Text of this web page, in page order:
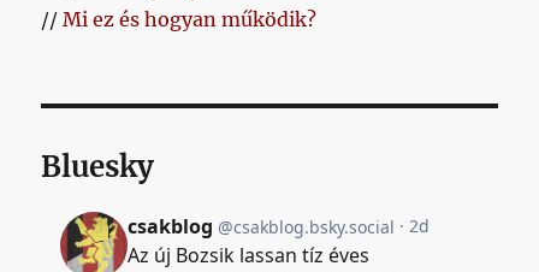
//Mi ez és hogyan működik?
Bluesky